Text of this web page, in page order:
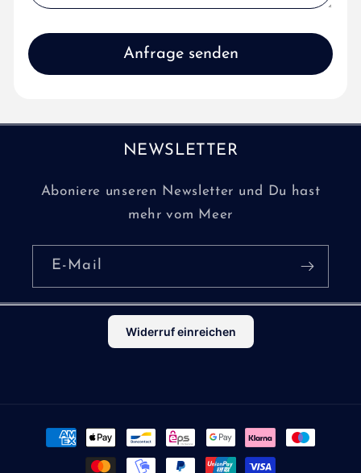
NEWSLETTER
Aboniere unseren Newsletter und Du hast
mehr vom Meer
E-Mail
Widerruf einreichen
Zahlungsmethoden